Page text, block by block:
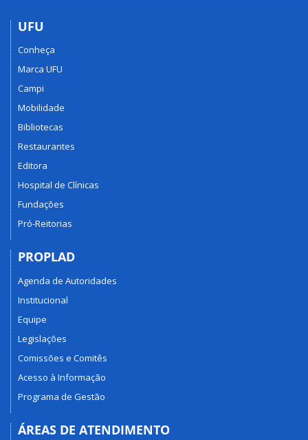
UFU
Conheça
Marca UFU
Campi
Mobilidade
Bibliotecas
Restaurantes
Editora
Hospital de Clínicas
Fundações
Pró-Reitorias
PROPLAD
Agenda de Autoridades
Institucional
Equipe
Legislações
Comissões e Comitês
Acesso à Informação
Programa de Gestão
ÁREAS DE ATENDIMENTO